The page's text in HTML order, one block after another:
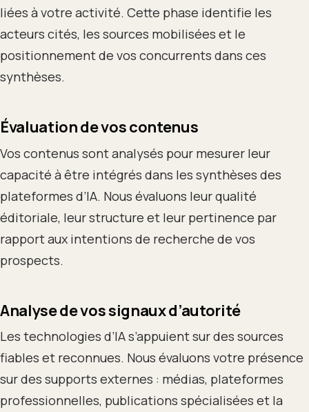
liées à votre activité. Cette phase identifie les
acteurs cités, les sources mobilisées et le
positionnement de vos concurrents dans ces
synthèses.
Évaluation de vos contenus
Vos contenus sont analysés pour mesurer leur
capacité à être intégrés dans les synthèses des
plateformes d’IA. Nous évaluons leur qualité
éditoriale, leur structure et leur pertinence par
rapport aux intentions de recherche de vos
prospects.
Analyse de vos signaux d’autorité
Les technologies d’IA s’appuient sur des sources
fiables et reconnues. Nous évaluons votre présence
sur des supports externes : médias, plateformes
professionnelles, publications spécialisées et la